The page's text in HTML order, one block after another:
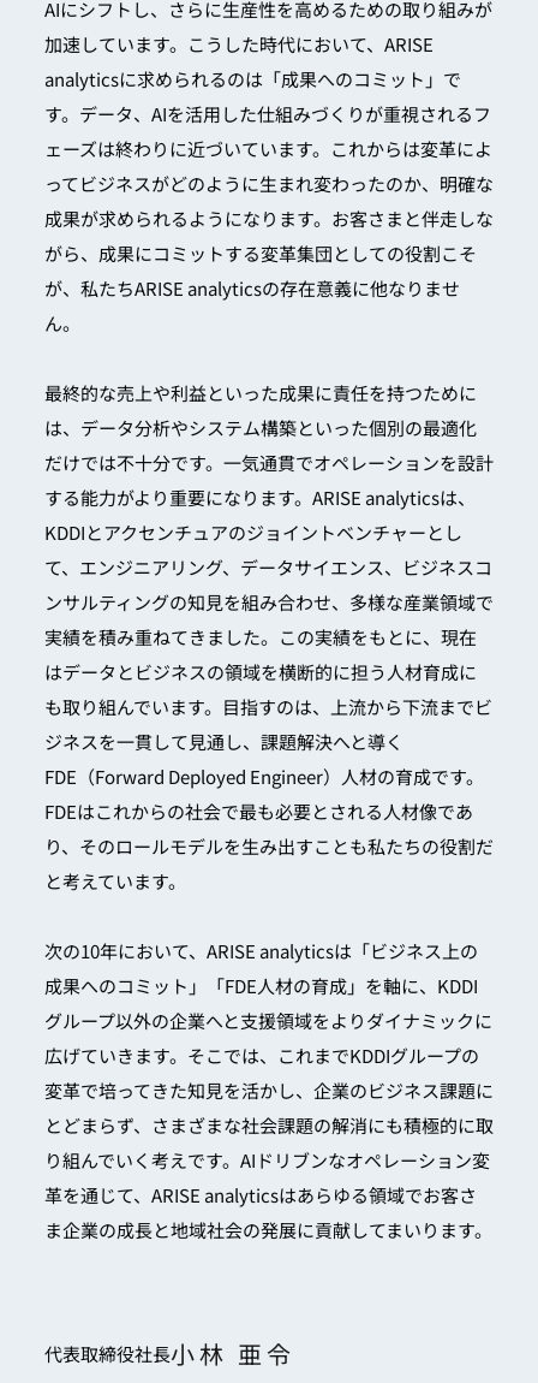
AIにシフトし、さらに生産性を高めるための取り組みが
加速しています。こうした時代において、ARISE
analyticsに求められるのは「成果へのコミット」で
す。データ、AIを活用した仕組みづくりが重視されるフ
ェーズは終わりに近づいています。これからは変革によ
ってビジネスがどのように生まれ変わったのか、明確な
成果が求められるようになります。お客さまと伴走しな
がら、成果にコミットする変革集団としての役割こそ
が、私たちARISE analyticsの存在意義に他なりませ
ん。
最終的な売上や利益といった成果に責任を持つために
は、データ分析やシステム構築といった個別の最適化
だけでは不十分です。一気通貫でオペレーションを設計
する能力がより重要になります。ARISE analyticsは、
KDDIとアクセンチュアのジョイントベンチャーとし
て、エンジニアリング、データサイエンス、ビジネスコ
ンサルティングの知見を組み合わせ、多様な産業領域で
実績を積み重ねてきました。この実績をもとに、現在
はデータとビジネスの領域を横断的に担う人材育成に
も取り組んでいます。目指すのは、上流から下流までビ
ジネスを一貫して見通し、課題解決へと導く
FDE（Forward Deployed Engineer）人材の育成です。
FDEはこれからの社会で最も必要とされる人材像であ
り、そのロールモデルを生み出すことも私たちの役割だ
と考えています。
次の10年において、ARISE analyticsは「ビジネス上の
成果へのコミット」「FDE人材の育成」を軸に、KDDI
グループ以外の企業へと支援領域をよりダイナミックに
広げていきます。そこでは、これまでKDDIグループの
変革で培ってきた知見を活かし、企業のビジネス課題に
とどまらず、さまざまな社会課題の解消にも積極的に取
り組んでいく考えです。AIドリブンなオペレーション変
革を通じて、ARISE analyticsはあらゆる領域でお客さ
ま企業の成長と地域社会の発展に貢献してまいります。
代表取締役社長小林 亜令